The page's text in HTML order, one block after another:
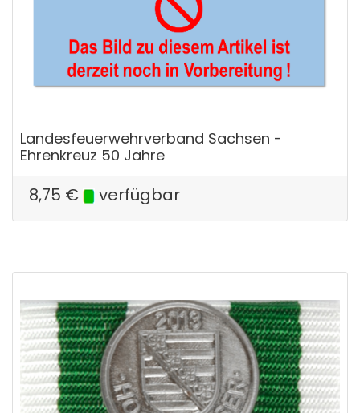
Landesfeuerwehrverband Sachsen -
Ehrenkreuz 50 Jahre
8,75 € verfügbar